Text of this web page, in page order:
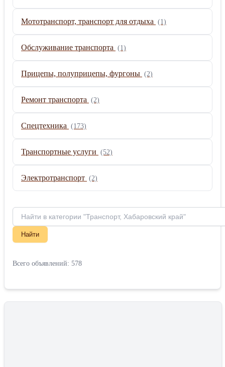
Мототранспорт, транспорт для отдыха (1)
Обслуживание транспорта (1)
Прицепы, полуприцепы, фургоны (2)
Ремонт транспорта (2)
Спецтехника (173)
Транспортные услуги (52)
Электротранспорт (2)
Найти
Всего объявлений: 578